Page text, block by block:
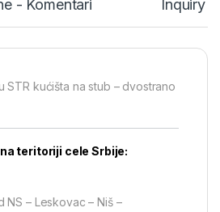
- Komentari Inquiry
STR kućišta na stub – dvostrano
teritoriji cele Srbije:
NS – Leskovac – Niš –